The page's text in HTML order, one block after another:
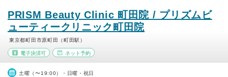
PRISM Beauty Clinic 町田院 / プリズムビ
ューティークリニック町田院
東京都町田市原町田（町田駅）
電子決済可 ネット予約
土曜（〜19:00）・日曜・祝日